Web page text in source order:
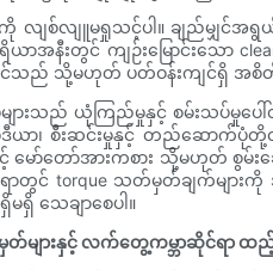
လျစ်လျူမရှုသင့်ပါ။ ချည်မျှင်အ
ယာအနီးတွင် ကျဉ်းမြောင်းသော
နိုင်သည် သို့မဟုတ် ပတ်ဝန်းကျင်ရှိ အစိ
ယ်မှုများသည် ယုံကြည်မှုနှင့် စမ်းသ
ယာ၊ စီးဆင်းမှုနှင့် တည်ဆောက်ပုံတို့တွ
နှင့် မော်တော်အားကစား သို့မဟုတ် စွ
င် torque သတ်မှတ်ချက်များကို
သေချာစေပါ။
များနှင့် လက်တွေ့ကမ္ဘာဆိုင်ရာ ထ